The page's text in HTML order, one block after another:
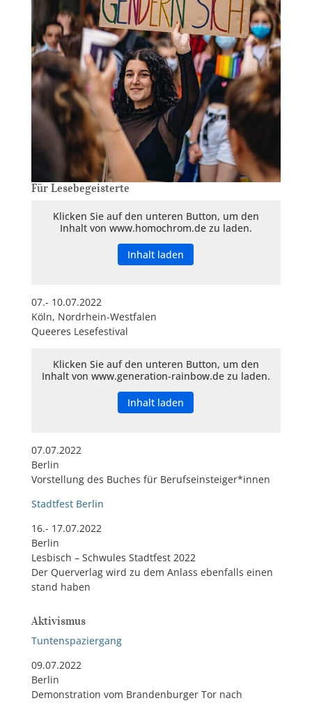
Für Lesebegeisterte
Klicken Sie auf den unteren Button, um den
Inhalt von www.homochrom.de zu laden.
Inhalt laden
07.- 10.07.2022
Köln, Nordrhein-Westfalen
Queeres Lesefestival
Klicken Sie auf den unteren Button, um den
Inhalt von www.generation-rainbow.de zu laden.
Inhalt laden
07.07.2022
Berlin
Vorstellung des Buches für Berufseinsteiger*innen
Stadtfest Berlin
16.- 17.07.2022
Berlin
Lesbisch – Schwules Stadtfest 2022
Der Querverlag wird zu dem Anlass ebenfalls einen
stand haben
Aktivismus
Tuntenspaziergang
09.07.2022
Berlin
Demonstration vom Brandenburger Tor nach